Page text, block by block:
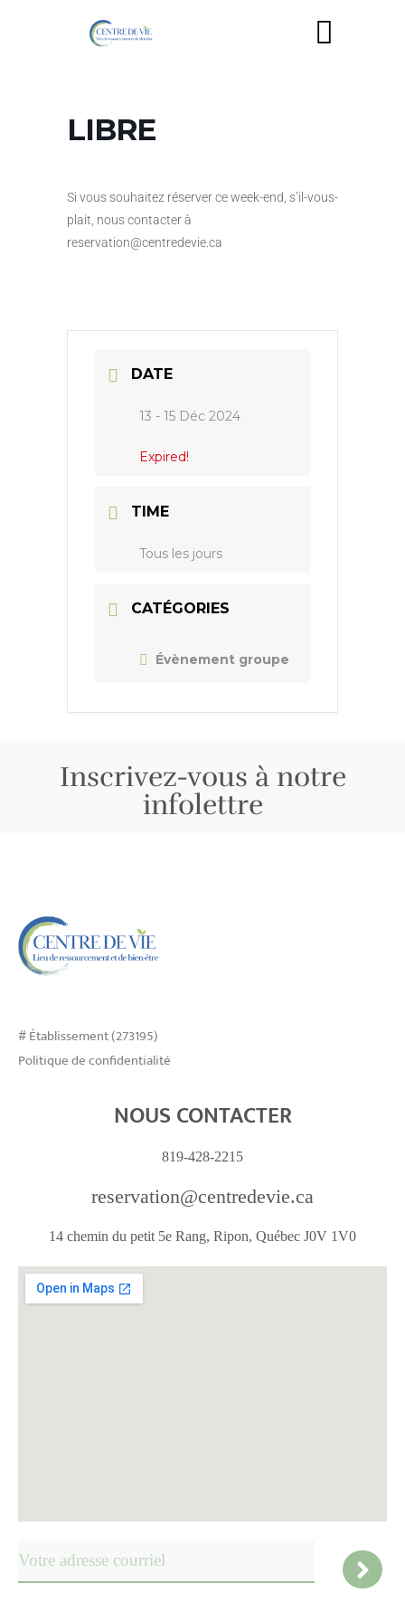
LIBRE
Si vous souhaitez réserver ce week-end, s’il-vous-
plait, nous contacter à
reservation@centredevie.ca
DATE
13 - 15 Déc 2024
Expired!
TIME
Tous les jours
CATÉGORIES
Évènement groupe
Inscrivez-vous à notre
infolettre
# Établissement (273195)
Politique de confidentialité
NOUS CONTACTER
819-428-2215
reservation@centredevie.ca
14 chemin du petit 5e Rang, Ripon, Québec J0V 1V0